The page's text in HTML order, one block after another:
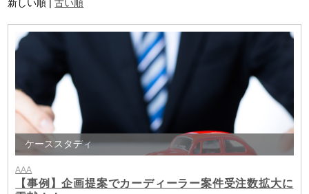
新しい順 |古い順
ケーススタディ
AAA
【事例】企画提案でカーディーラー案件受注数拡大に